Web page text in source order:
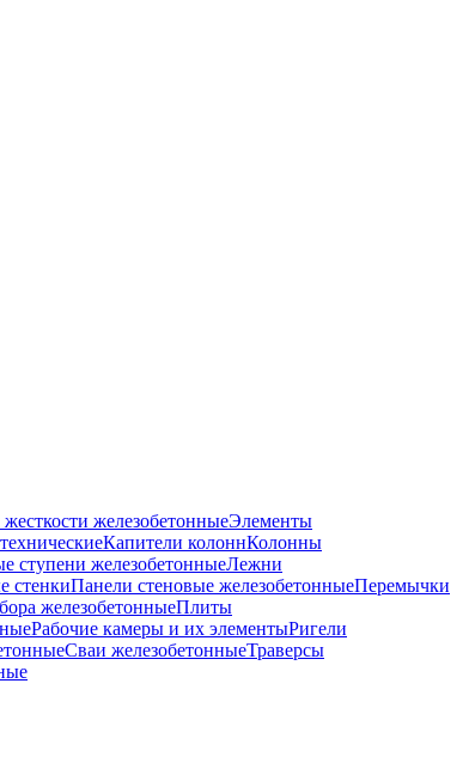
железобетонныеЭлементы
Капители колоннКолонны
ступени железобетонныеЛежни
стенкиПанели стеновые железобетонныеПеремычки
железобетонныеПлиты
Рабочие камеры и их элементыРигели
Сваи железобетонныеТраверсы